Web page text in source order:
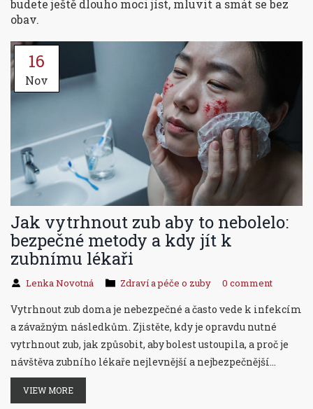
budete ještě dlouho moci jíst, mluvit a smát se bez
obav.
16
Nov
Jak vytrhnout zub aby to nebolelo:
bezpečné metody a kdy jít k
zubnímu lékaři
Lenka Novotná Zdraví a péče o zuby 0 comment
Vytrhnout zub doma je nebezpečné a často vede k infekcím
a závažným následkům. Zjistěte, kdy je opravdu nutné
vytrhnout zub, jak způsobit, aby bolest ustoupila, a proč je
návštěva zubního lékaře nejlevnější a nejbezpečnější
volbou.
VIEW MORE